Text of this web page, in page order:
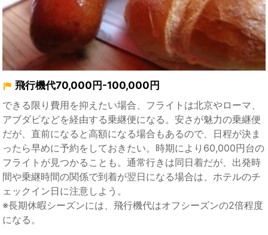
飛行機代70,000円-100,000円
できる限り費用を抑えたい場合、フライトは北京やローマ、
アブダビなどを経由する乗継便になる。安さが魅力の乗継便
だが、直前になると高額になる場合もあるので、日程が決ま
ったら早めに予約をしておきたい。時期により60,000円台の
フライトが見つかることも。通常行きは同日着だが、出発時
間や乗継時間の関係で到着が翌日になる場合は、ホテルのチ
ェックイン日に注意しよう。
※長期休暇シーズンには、飛行機代はオフシーズンの2倍程度
になる。